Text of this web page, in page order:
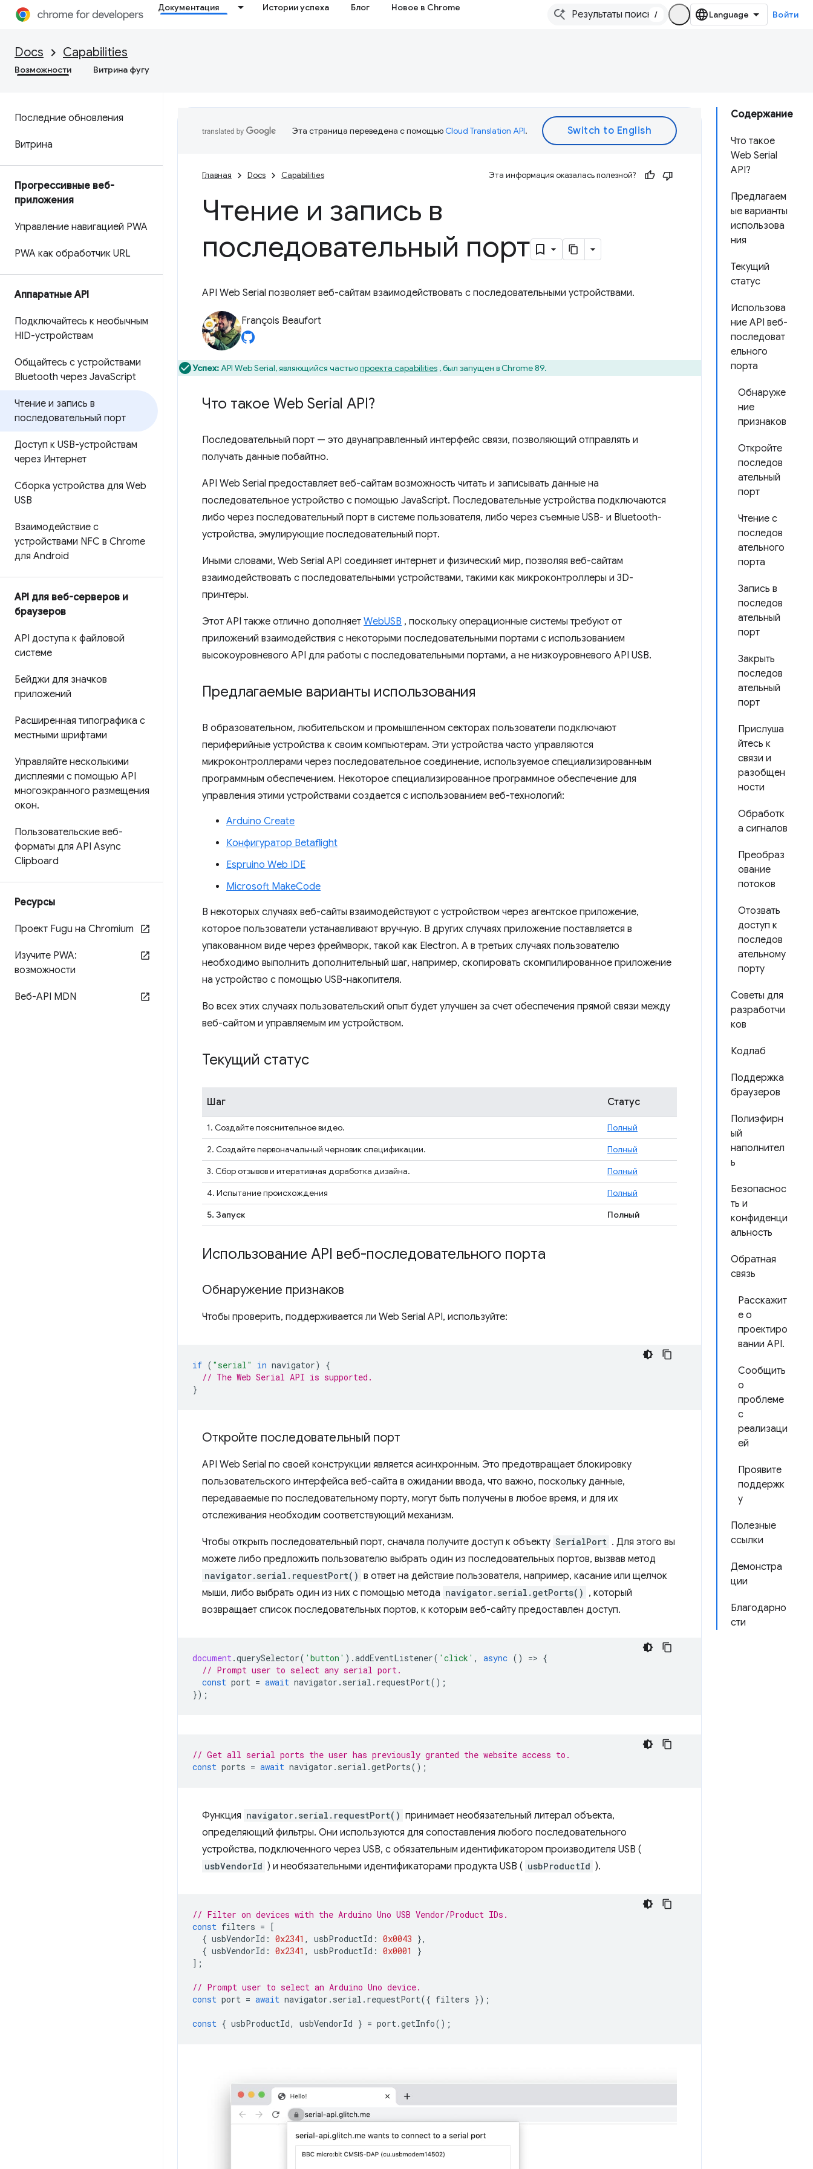
Документация Истории успеха Блог Новое в Chrome
/ Войти
Docs Capabilities
Возможности Витрина фугу
Последние обновления
Витрина
Прогрессивные веб-
приложения
Управление навигацией PWA
PWA как обработчик URL
Аппаратные API
Подключайтесь к необычным
HID-устройствам
Общайтесь с устройствами
Bluetooth через JavaScript
Чтение и запись в
последовательный порт
Доступ к USB-устройствам
через Интернет
Сборка устройства для Web
USB
Взаимодействие с
устройствами NFC в Chrome
для Android
API для веб-серверов и
браузеров
API доступа к файловой
системе
Бейджи для значков
приложений
Расширенная типографика с
местными шрифтами
Управляйте несколькими
дисплеями с помощью API
многоэкранного размещения
окон.
Пользовательские веб-
форматы для API Async
Clipboard
Ресурсы
Проект Fugu на Chromium
Изучите PWA:
возможности
Веб-API MDN
Содержание
Что такое
Web Serial
API?
Предлагаем
ые варианты
использова
ния
Текущий
статус
Использова
ние API веб-
последоват
ельного
порта
Обнаруже
ние
признаков
Откройте
последов
ательный
порт
Чтение с
последов
ательного
порта
Запись в
последов
ательный
порт
Закрыть
последов
ательный
порт
Прислуша
йтесь к
связи и
разобщен
ности
Обработк
а сигналов
Преобраз
ование
потоков
Отозвать
доступ к
последов
ательному
порту
Советы для
разработчи
ков
Кодлаб
Поддержка
браузеров
Полиэфирн
ый
наполнител
ь
Безопаснос
ть и
конфиденци
альность
Обратная
связь
Расскажит
е о
проектиро
вании API.
Сообщить
о
проблеме
с
реализаци
ей
Проявите
поддержк
у
Полезные
ссылки
Демонстра
ции
Благодарно
сти
Эта страница переведена с помощьюCloud Translation API.
Главная Docs Capabilities Эта информация оказалась полезной?
Чтение и запись в
последовательный порт
API Web Serial позволяет веб-сайтам взаимодействовать с последовательными устройствами.
François Beaufort
Успех:API Web Serial, являющийся частьюпроекта capabilities , был запущен в Chrome 89.
Что такое Web Serial API?
Последовательный порт — это двунаправленный интерфейс связи, позволяющий отправлять и
получать данные побайтно.
API Web Serial предоставляет веб-сайтам возможность читать и записывать данные на
последовательное устройство с помощью JavaScript. Последовательные устройства подключаются
либо через последовательный порт в системе пользователя, либо через съемные USB- и Bluetooth-
устройства, эмулирующие последовательный порт.
Иными словами, Web Serial API соединяет интернет и физический мир, позволяя веб-сайтам
взаимодействовать с последовательными устройствами, такими как микроконтроллеры и 3D-
принтеры.
Этот API также отлично дополняет WebUSB , поскольку операционные системы требуют от
приложений взаимодействия с некоторыми последовательными портами с использованием
высокоуровневого API для работы с последовательными портами, а не низкоуровневого API USB.
Предлагаемые варианты использования
В образовательном, любительском и промышленном секторах пользователи подключают
периферийные устройства к своим компьютерам. Эти устройства часто управляются
микроконтроллерами через последовательное соединение, используемое специализированным
программным обеспечением. Некоторое специализированное программное обеспечение для
управления этими устройствами создается с использованием веб-технологий:
Arduino Create
Конфигуратор Betaflight
Espruino Web IDE
Microsoft MakeCode
В некоторых случаях веб-сайты взаимодействуют с устройством через агентское приложение,
которое пользователи устанавливают вручную. В других случаях приложение поставляется в
упакованном виде через фреймворк, такой как Electron. А в третьих случаях пользователю
необходимо выполнить дополнительный шаг, например, скопировать скомпилированное приложение
на устройство с помощью USB-накопителя.
Во всех этих случаях пользовательский опыт будет улучшен за счет обеспечения прямой связи между
веб-сайтом и управляемым им устройством.
Текущий статус
Шаг Статус
1. Создайте пояснительное видео.
Полный
2. Создайте первоначальный черновик спецификации.
Полный
3. Сбор отзывов и итеративная доработка дизайна.
Полный
4. Испытание происхождения
Полный
5. Запуск
Полный
Использование API веб-последовательного порта
Обнаружение признаков
Чтобы проверить, поддерживается ли Web Serial API, используйте:
if ( "serial" in navigator)
{
// The Web Serial API is supported.
}
Откройте последовательный порт
API Web Serial по своей конструкции является асинхронным. Это предотвращает блокировку
пользовательского интерфейса веб-сайта в ожидании ввода, что важно, поскольку данные,
передаваемые по последовательному порту, могут быть получены в любое время, и для их
отслеживания необходим соответствующий механизм.
Чтобы открыть последовательный порт, сначала получите доступ к объекту SerialPort . Для этого вы
можете либо предложить пользователю выбрать один из последовательных портов, вызвав метод
navigator.serial.requestPort() в ответ на действие пользователя, например, касание или щелчок
мыши, либо выбрать один из них с помощью метода navigator.serial.getPorts() , который
возвращает список последовательных портов, к которым веб-сайту предоставлен доступ.
document.querySelector( 'button' ).addEventListener( 'click' , async () => {
// Prompt user to select any serial port.
const port = await navigator . serial . requestPort();
});
// Get all serial ports the user has previously granted the website access to.
const ports = await navigator . serial .getPorts();
Функция navigator.serial.requestPort() принимает необязательный литерал объекта,
определяющий фильтры. Они используются для сопоставления любого последовательного
устройства, подключенного через USB, с обязательным идентификатором производителя USB (
usbVendorId ) и необязательными идентификаторами продукта USB ( usbProductId ).
// Filter on devices with the Arduino Uno USB Vendor/Product IDs.
const filters = [
{ usbVendorId : 0x2341 , usbProductId : 0x0043 },
{ usbVendorId : 0x2341 , usbProductId : 0x0001
}
];
// Prompt user to select an Arduino Uno device.
const port = await navigator . serial . requestPort({ filters });
const { usbProductId, usbVendorId } = port.getInfo();